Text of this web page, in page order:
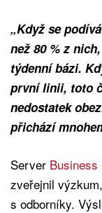
„Když se
než 80 % z
týdenní bázi.
první linii, toto
nedostatek
přichází
Server Business
zveřejnil
s odborníky.